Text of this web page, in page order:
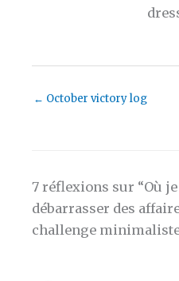
← October victory log
7 réflexions sur “Où
débarrasser des
challenge